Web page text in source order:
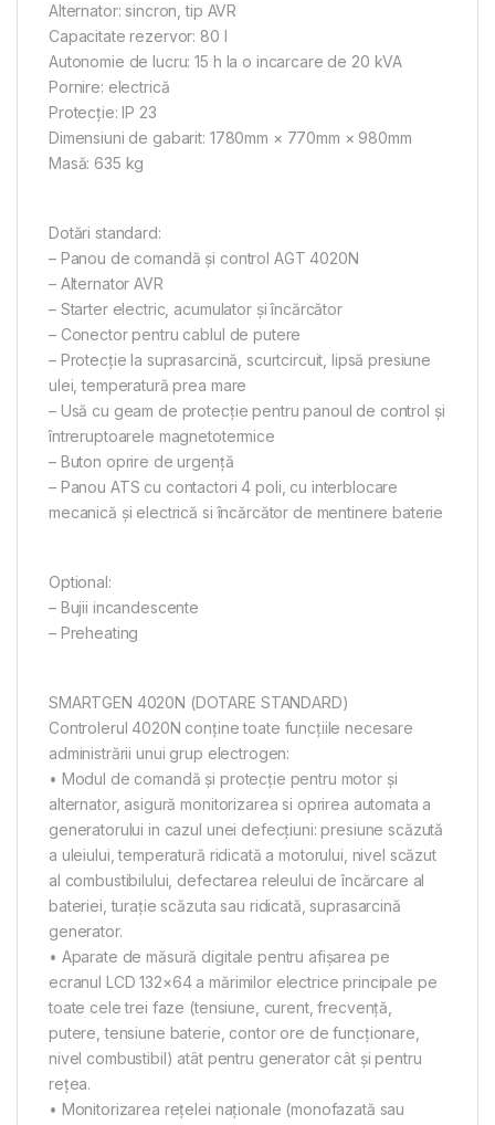
Alternator: sincron, tip AVR
Capacitate rezervor: 80 l
Autonomie de lucru: 15 h la o incarcare de 20 kVA
Pornire: electrică
Protecţie: IP 23
Dimensiuni de gabarit: 1780mm × 770mm × 980mm
Masă: 635 kg
Dotări standard:
– Panou de comandă și control AGT 4020N
– Alternator AVR
– Starter electric, acumulator şi încărcător
– Conector pentru cablul de putere
– Protecție la suprasarcină, scurtcircuit, lipsă presiune
ulei, temperatură prea mare
– Usă cu geam de protecție pentru panoul de control și
întreruptoarele magnetotermice
– Buton oprire de urgență
– Panou ATS cu contactori 4 poli, cu interblocare
mecanică și electrică si încărcător de mentinere baterie
Optional:
– Bujii incandescente
– Preheating
SMARTGEN 4020N (DOTARE STANDARD)
Controlerul 4020N conţine toate funcţiile necesare
administrării unui grup electrogen:
• Modul de comandă şi protecţie pentru motor şi
alternator, asigură monitorizarea si oprirea automata a
generatorului in cazul unei defecţiuni: presiune scăzută
a uleiului, temperatură ridicată a motorului, nivel scăzut
al combustibilului, defectarea releului de încărcare al
bateriei, turaţie scăzuta sau ridicată, suprasarcină
generator.
• Aparate de măsură digitale pentru afișarea pe
ecranul LCD 132×64 a mărimilor electrice principale pe
toate cele trei faze (tensiune, curent, frecvenţă,
putere, tensiune baterie, contor ore de funcţionare,
nivel combustibil) atât pentru generator cât şi pentru
reţea.
• Monitorizarea reţelei naţionale (monofazată sau